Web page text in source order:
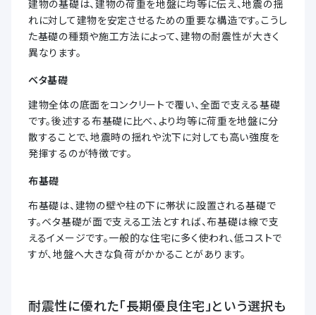
建物の基礎は、建物の荷重を地盤に均等に伝え、地震の揺
れに対して建物を安定させるための重要な構造です。こうし
た基礎の種類や施工方法によって、建物の耐震性が大きく
異なります。
ベタ基礎
建物全体の底面をコンクリートで覆い、全面で支える基礎
です。後述する布基礎に比べ、より均等に荷重を地盤に分
散することで、地震時の揺れや沈下に対しても高い強度を
発揮するのが特徴です。
布基礎
布基礎は、建物の壁や柱の下に帯状に設置される基礎で
す。ベタ基礎が面で支える工法とすれば、布基礎は線で支
えるイメージです。一般的な住宅に多く使われ、低コストで
すが、地盤へ大きな負荷がかかることがあります。
耐震性に優れた「長期優良住宅」という選択も